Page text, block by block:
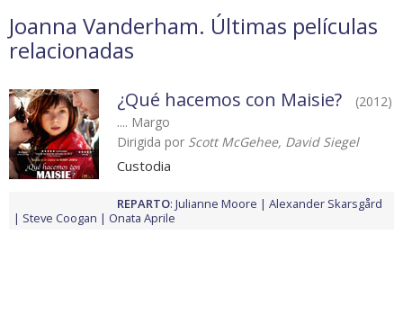
Joanna Vanderham. Últimas películas
relacionadas
¿Qué hacemos con Maisie?
(2012)
.... Margo
Dirigida por Scott McGehee, David Siegel
Custodia
REPARTO: Julianne Moore
Alexander Skarsgård
Steve Coogan
Onata Aprile